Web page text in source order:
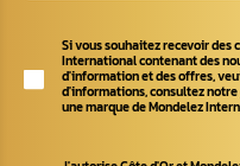
Si vous souhaitez recevoir des
International contenant des
d'information et des offres,
d'informations, consultez notre
une marque de Mondelez